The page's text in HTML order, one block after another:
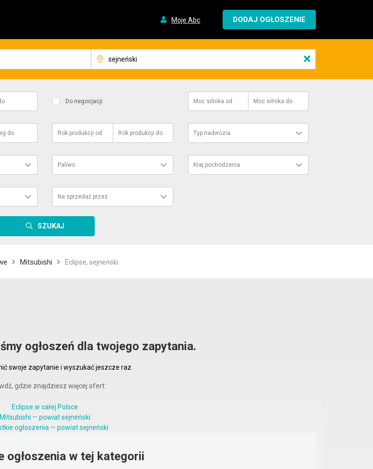
Moje Abc DODAJ OGŁOSZENIE
×
Do negocjacji Moc silnika od Moc silnika do
do Rok produkcji od Rok produkcji do Typ nadwozia
Paliwo Kraj pochodzenia
Na sprzedaż przez
SZUKAJ
Mitsubishi Eclipse, sejneński
ogłoszeń dla twojego zapytania.
swoje zapytanie i wyszukać jeszcze raz.
gdzie znajdziesz więcej ofert:
Eclipse w całej Polsce
Mitsubishi — powiat sejneński
ogłoszenia — powiat sejneński
ogłoszenia w tej kategorii